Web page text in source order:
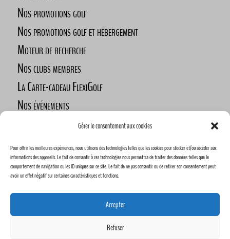
Gérer le consentement aux cookies
Pour offrir les meilleures expériences, nous utilisons des technologies telles que les cookies pour stocker et/ou accéder aux
informations des appareils. Le fait de consentir à ces technologies nous permettra de traiter des données telles que le
comportement de navigation ou les ID uniques sur ce site. Le fait de ne pas consentir ou de retirer son consentement peut
avoir un effet négatif sur certaines caractéristiques et fonctions.
Accepter
Refuser
Nos promotions golf
Nos promotions golf et hébergement
Moteur de recherche
Nos clubs membres
La Carte-cadeau FlexiGolf
Nos événements
Défi des golfeurs nomades
Nos commanditaires
Devenez commanditaire
Conception Humain Créatike & FlexiGolf | 2023 |*Les prix mentionnés ne sont pas garanti être fixe dans le